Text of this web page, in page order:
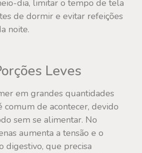
dia, limitar o tempo de tela
de dormir e evitar refeições
noite.
Leves
em grandes quantidades
comum de acontecer, devido
sem se alimentar. No
aumenta a tensão e o
digestivo, que precisa